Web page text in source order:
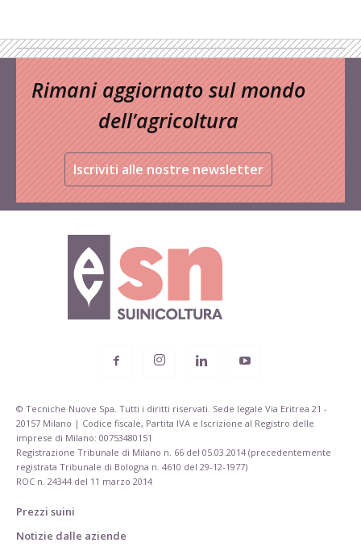
Rimani aggiornato sul mondo
dell’agricoltura
Iscriviti alle nostre newsletter
© Tecniche Nuove Spa. Tutti i diritti riservati. Sede legale Via Eritrea 21 -
20157 Milano | Codice fiscale, Partita IVA e Iscrizione al Registro delle
imprese di Milano: 00753480151
Registrazione Tribunale di Milano n. 66 del 05.03.2014 (precedentemente
registrata Tribunale di Bologna n. 4610 del 29-12-1977)
ROC n. 24344 del 11 marzo 2014
Prezzi suini
Notizie dalle aziende